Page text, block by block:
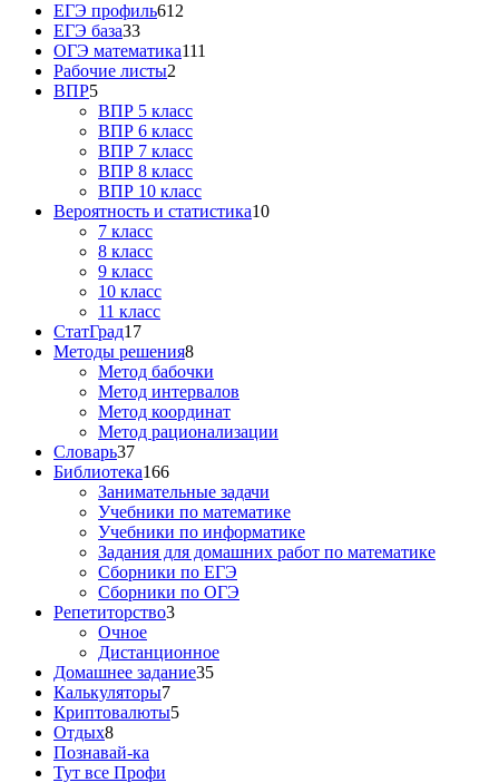
ЕГЭ профиль612
ЕГЭ база33
ОГЭ математика111
Рабочие листы2
ВПР5
ВПР 5 класс
ВПР 6 класс
ВПР 7 класс
ВПР 8 класс
ВПР 10 класс
Вероятность и статистика10
7 класс
8 класс
9 класс
10 класс
11 класс
СтатГрад17
Методы решения8
Метод бабочки
Метод интервалов
Метод координат
Метод рационализации
Словарь37
Библиотека166
Занимательные задачи
Учебники по математике
Учебники по информатике
Задания для домашних работ по математике
Сборники по ЕГЭ
Сборники по ОГЭ
Репетиторство3
Очное
Дистанционное
Домашнее задание35
Калькуляторы7
Криптовалюты5
Отдых8
Познавай-ка
Тут все Профи